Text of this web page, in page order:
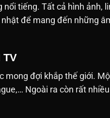
tiếng. Tất cả hình ảnh,
để mang đến những
TV
đợi khắp thế giới.
Ngoài ra còn rất